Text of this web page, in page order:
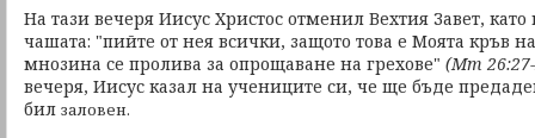
На тази вечеря Иисус Христос отменил Вехтия Завет,
чашата: "пийте от нея всички, защото това е Моята кръв
мнозина се пролива за опрощаване на грехове" (Мт
вечеря, Иисус казал на учениците си, че ще бъде
бил заловен.